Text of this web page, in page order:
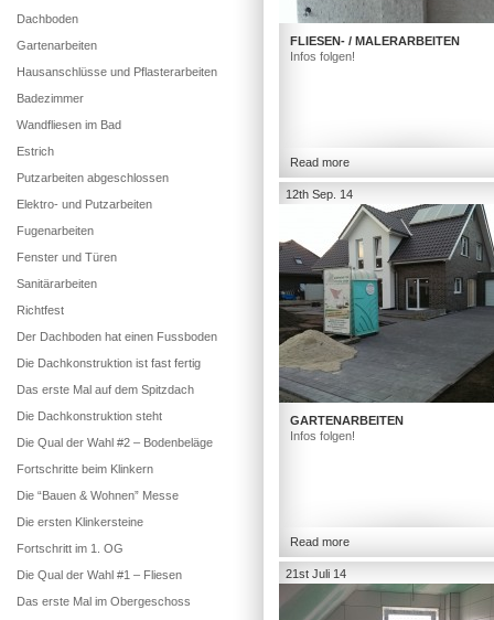
FLIESEN- / MALERARBEITEN
Infos folgen!
Read more
12th Sep. 14
GARTENARBEITEN
Infos folgen!
Read more
21st Juli 14
Dachboden
Gartenarbeiten
Hausanschlüsse und Pflasterarbeiten
Badezimmer
Wandfliesen im Bad
Estrich
Putzarbeiten abgeschlossen
Elektro- und Putzarbeiten
Fugenarbeiten
Fenster und Türen
Sanitärarbeiten
Richtfest
Der Dachboden hat einen Fussboden
Die Dachkonstruktion ist fast fertig
Das erste Mal auf dem Spitzdach
Die Dachkonstruktion steht
Die Qual der Wahl #2 – Bodenbeläge
Fortschritte beim Klinkern
Die “Bauen & Wohnen” Messe
Die ersten Klinkersteine
Fortschritt im 1. OG
Die Qual der Wahl #1 – Fliesen
Das erste Mal im Obergeschoss